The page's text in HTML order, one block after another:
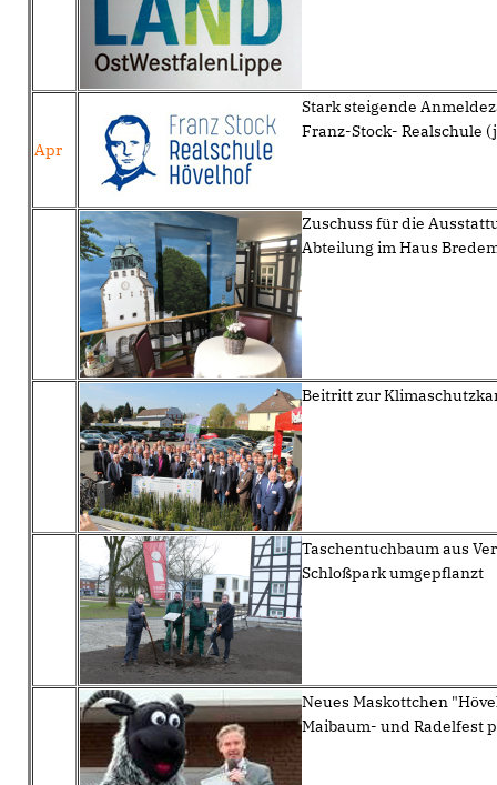
Apr
Stark steigende
Franz-Stock- Realschule
Zuschuss für die
Abteilung im Haus
Beitritt zur
Taschentuchbaum aus
Schloßpark umgepflanzt
Neues Maskottchen
Maibaum- und Radelfest